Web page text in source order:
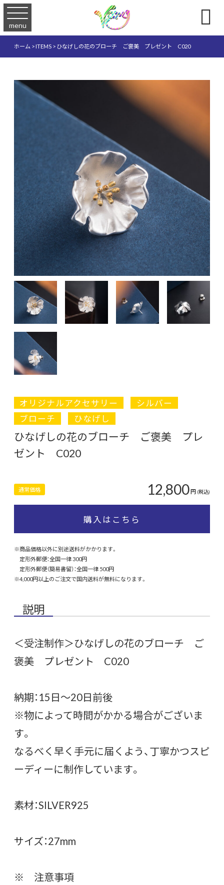
menu 
ホーム>ITEMS>ひなげしの花のブローチ ご褒美 プレゼント C020
オリジナルアクセサリー
シルバー
ブローチ
ひなげし
ひなげしの花のブローチ ご褒美 プレ
ゼント C020
通常価格 12,800円 (税込)
購入はこちら
※商品価格以外に別途送料がかかります。
定形外郵便：全国一律 300円
定形外郵便（簡易書留）：全国一律 500円
※4,000円以上のご注文で国内送料が無料になります。
説明
＜受注制作＞ひなげしの花のブローチ ご
褒美 プレゼント C020
納期：15日～20日前後
※物によって時間がかかる場合がございま
す。
なるべく早く手元に届くよう、丁寧かつスピ
ーディーに制作しています。
素材：SILVER925
サイズ：27mm
※ 注意事項